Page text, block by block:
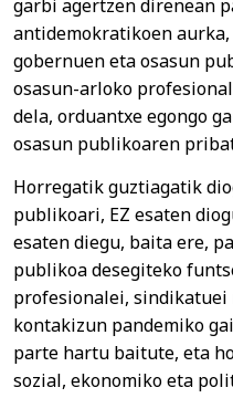
garbi agertzen direnean
antidemokratikoen
gobernuen eta osasun
osasun-arloko
dela, orduantxe egongo
osasun publikoaren
Horregatik guztiagatik
publikoari, EZ esaten
esaten diegu, baita ere,
publikoa desegiteko
profesionalei,
kontakizun pandemiko
parte hartu baitute, eta
sozial, ekonomiko eta